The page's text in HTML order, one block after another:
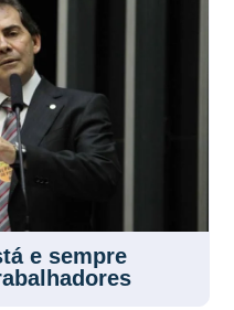
e sempre